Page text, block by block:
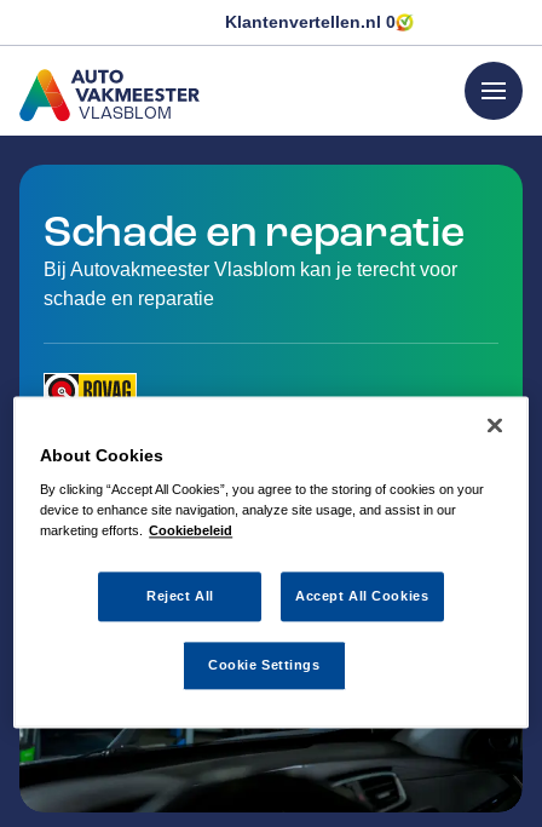
Klantenvertellen.nl 0
VLASBLOM
GA NAAR DE HOMEPAGINA
menu
Schade en reparatie
Bij Autovakmeester Vlasblom kan je terecht voor
schade en reparatie
About Cookies
By clicking “Accept All Cookies”, you agree to the storing of cookies on your
device to enhance site navigation, analyze site usage, and assist in our
marketing efforts.
Cookiebeleid
Reject All Accept All Cookies
Cookie Settings